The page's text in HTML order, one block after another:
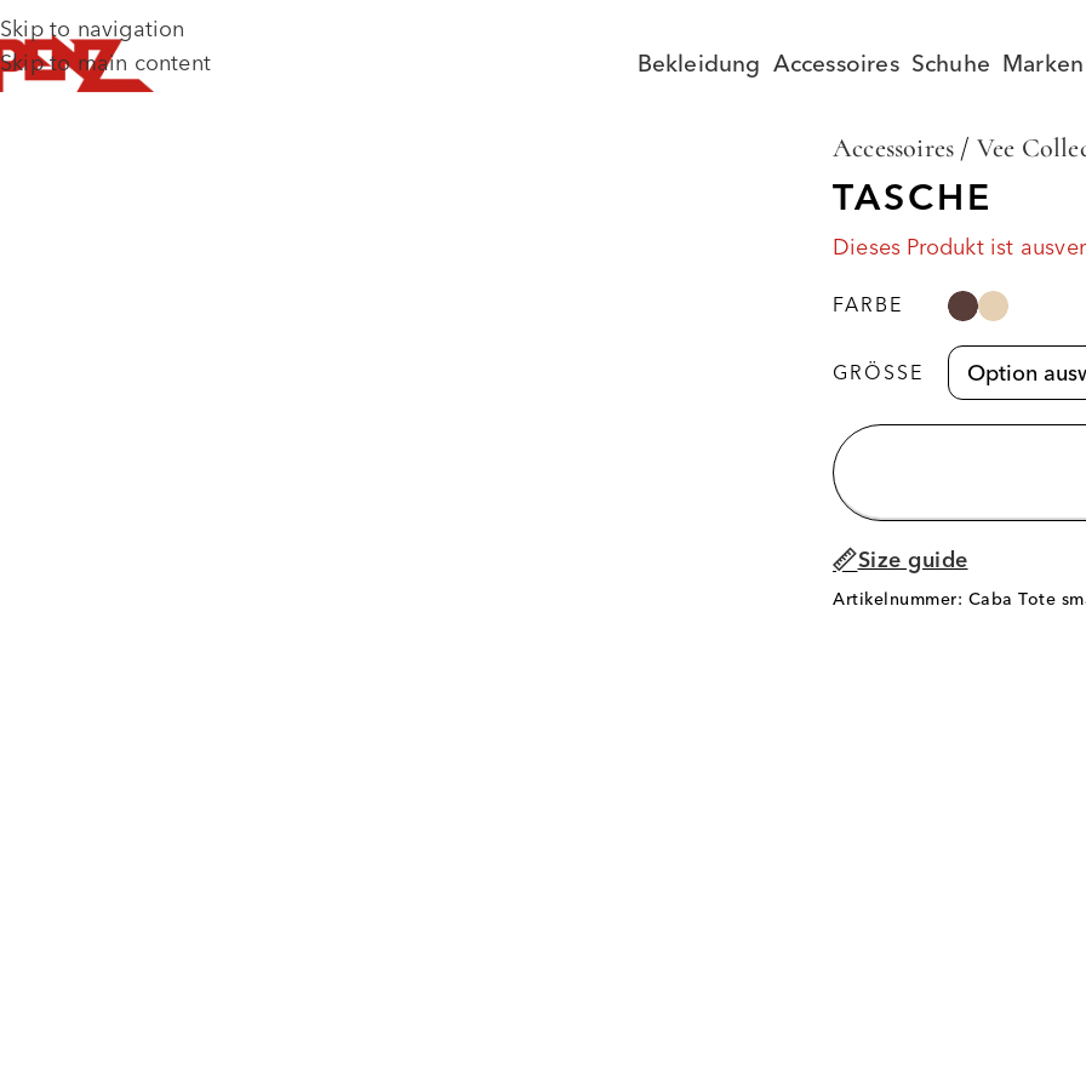
Skip to navigation
Skip to main content
Bekleidung Accessoires Schuhe Marken
Accessoires / Vee
TASCHE
Dieses Produkt ist
FARBE
GRÖSSE
Size guide
Artikelnummer: Caba Tote